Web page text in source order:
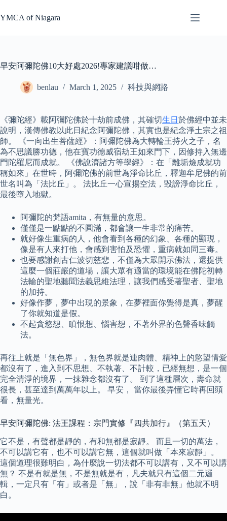
to
content
YMCA of Niagara
早安阿彌陀佛10大好處2026!專家建議咁做…
benlau March 1, 2025 科技與網路
《彌陀經》載阿彌陀佛於十劫前成佛，其確切生日 於佛經中並未
說明，漢傳佛教以此日紀念阿彌陀佛，其實也是紀念淨土宗之祖
師。 《一向出生菩薩經》：阿彌陀佛為大轉輪王持火之子，名
為不思議勝功德，他在寶功德威宿劫王如來門下，因修持入無邊
門陀羅尼而成就。 《佛說濟諸方等學經》：在「離垢㷿成就功
稱如來」在世時，阿彌陀佛的前世為淨命比丘，釋迦牟尼佛的前
世名叫為「法比丘」。 法比丘一心宣揚空法，毀謗淨命比丘，
最後墮入地獄。
阿彌陀的梵語amita，有無量的意思。
僅僅是一點點的不圓滿，都會讓一生非常的痛苦。
就好像生重病的人，他會看到各種的幻象、各種的顯現，
像是有人來打他，會感到害怕及恐懼，重病就如同三毒。
也要感謝創古仁波切慈悲，不僅為大眾開示佛法，還提供
這麼一個莊嚴的道場，讓大眾有適當的環境能在佛陀初轉
法輪的聖地聽聞法義思維法理，讓我們感受著聖者、聖地
的加持。
好像作夢，夢中出現的景象，在夢裡面你覺得是真，夢醒
了你就知道是假。
不起貪慾想、瞋恨想、惱害想，不著外界的色聲香味觸
法。
再往上就是「無色界」，無色界就是連肉體、精神上的慾望情愛
都沒有了，進入到不思想、不執著、不計較，已經無想，是一個
完全清淨的境界，一抹雜念都沒有了。 到了這種層次，壽命就
很長，甚至達到萬萬年以上。 早安， 當你最後弄懂它時再回頭
看，無量光。
早安阿彌陀佛: 法王課程：宗門實修『四共加行』（第五天）
它不是，有聲都是靜的，有和無都是寂靜。 而且一切的萬法，
不可以講它有，也不可以講它無，這個就叫做「本來寂靜」。
這個道理很難明白，為什麼說一切法都不可以講有，又不可以講
無？ 不是有就是無，不是無就是有，凡夫就只有這個二元邏
輯，一定只有「有」或者是「無」，說「非有非無」他就不明
白。